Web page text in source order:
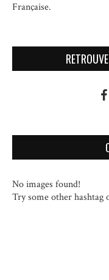
Française.
No images found!
Try some other hashtag